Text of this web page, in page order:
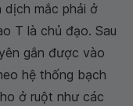
dịch mắc phải ở
T là chủ đạo. Sau
gắn được vào
hệ thống bạch
ở ruột như các